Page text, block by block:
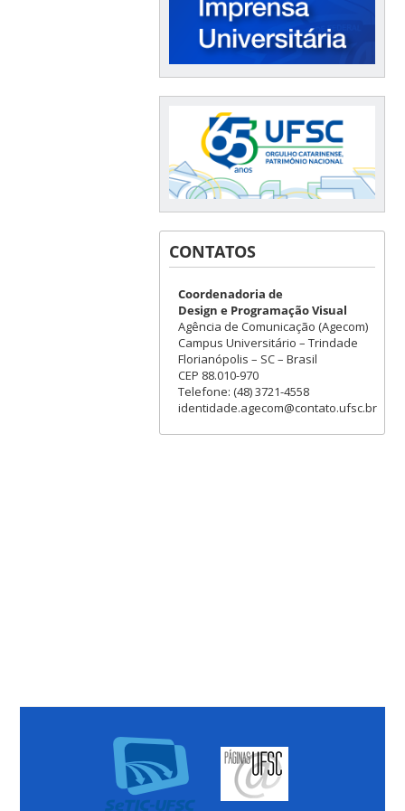
CONTATOS
Coordenadoria de
Design e Programação Visual
Agência de Comunicação (Agecom)
Campus Universitário – Trindade
Florianópolis – SC – Brasil
CEP 88.010-970
Telefone: (48) 3721-4558
identidade.agecom@contato.ufsc.br